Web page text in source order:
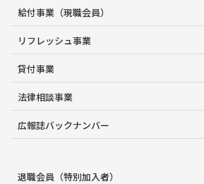
給付事業（現職会員）
リフレッシュ事業
貸付事業
法律相談事業
広報誌バックナンバー
退職会員（特別加入者）